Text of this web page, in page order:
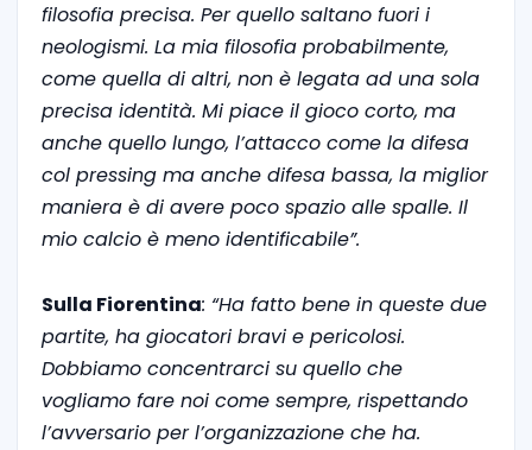
filosofia precisa. Per quello saltano fuori i
neologismi. La mia filosofia probabilmente,
come quella di altri, non è legata ad una sola
precisa identità. Mi piace il gioco corto, ma
anche quello lungo, l’attacco come la difesa
col pressing ma anche difesa bassa, la miglior
maniera è di avere poco spazio alle spalle. Il
mio calcio è meno identificabile”.
Sulla Fiorentina: “Ha fatto bene in queste due
partite, ha giocatori bravi e pericolosi.
Dobbiamo concentrarci su quello che
vogliamo fare noi come sempre, rispettando
l’avversario per l’organizzazione che ha.